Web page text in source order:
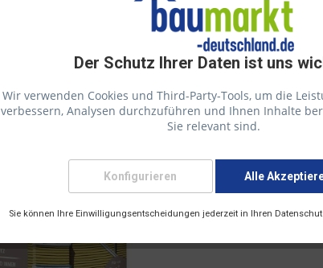
Der Schutz Ihrer Daten ist uns
Wir verwenden Cookies und Third-Party-Tools, um die
verbessern, Analysen durchzuführen und Ihnen Inhalte
Sie relevant sind.
Konfigurieren Alle
Sie können Ihre Einwilligungsentscheidungen jederzeit in Ihren